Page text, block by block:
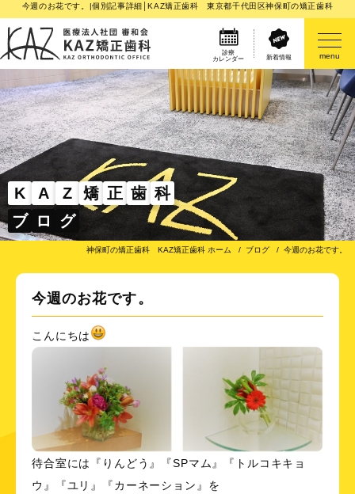
今週のお花です。|個別記事詳細│KAZ矯正歯科 東京都千代田区神保町の矯正歯科
診療
カレンダー
新着情報 menu
K A Z 矯 正 歯 科
ブ ロ グ
神保町の矯正歯科 KAZ矯正歯科 ホーム ブログ 今週のお花です。
今週のお花です。
こんにちは
待合室には『りんどう』『SPマム』『トルコキキョ
ウ』『ユリ』『カーネーション』を
医院案内
矯正歯科治療のご案内
矯正装置のご紹介
その他